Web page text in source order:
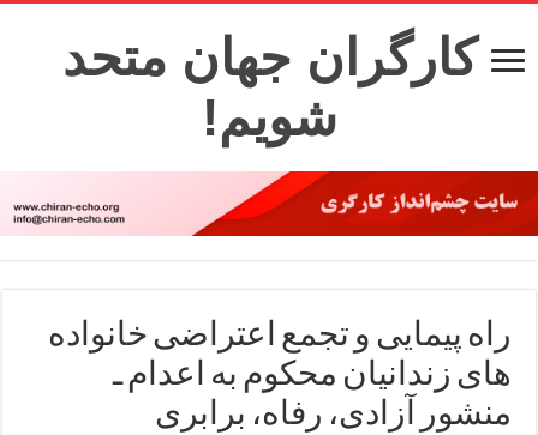
کارگران جهان متحد
شویم!
راه پیمایی و تجمع اعتراضی خانواده
های زندانیان محکوم به اعدام ـ
منشور آزادی، رفاه، برابری